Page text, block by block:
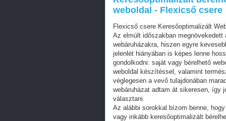
weboldal - Flexicső csere
Flexicső csere Keresőoptimalizált
Az elmúlt időszakban
webáruházakra, hiszen egyre
jelenlét hiányában is képes lenne
gondolkodni: saját vagy bérelhető
weboldal készítéssel, valamint
véglegesen a vevő tulajdonában
webáruházat adtam át sikeresen, így
választani.
Az alábbi sorokkal bízom benne,
vagy inkább keresőoptimalizált